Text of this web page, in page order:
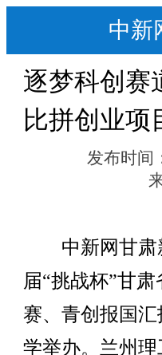
中新
逐梦科创赛
比拼创业项
发布时间
中新网甘肃
届“挑战杯”甘
赛、青创报国
学举办。兰州